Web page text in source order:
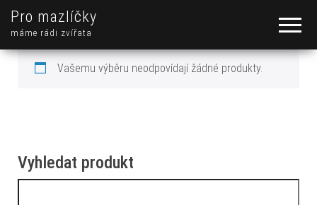
Pro mazlíčky
máme rádi zvířata
Vašemu výběru neodpovídají žádné produkty.
Vyhledat produkt